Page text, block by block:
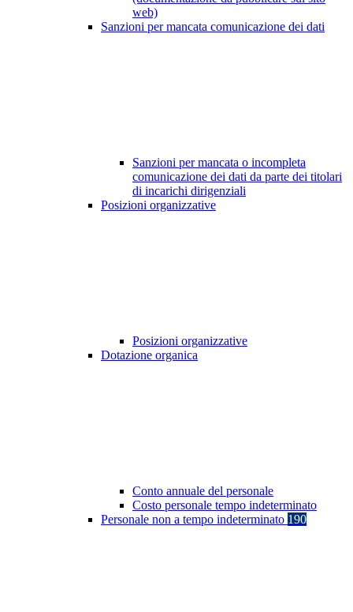
web)
Sanzioni per mancata comunicazione dei dati
Sanzioni per mancata o incompleta
comunicazione dei dati da parte dei titolari
di incarichi dirigenziali
Posizioni organizzative
Posizioni organizzative
Dotazione organica
Conto annuale del personale
Costo personale tempo indeterminato
Personale non a tempo indeterminato 190